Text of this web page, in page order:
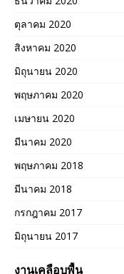
ตุลาคม 2020
สิงหาคม 2020
มิถุนายน 2020
พฤษภาคม 2020
เมษายน 2020
มีนาคม 2020
พฤษภาคม 2018
มีนาคม 2018
กรกฎาคม 2017
มิถุนายน 2017
งานเคลือบพื้น